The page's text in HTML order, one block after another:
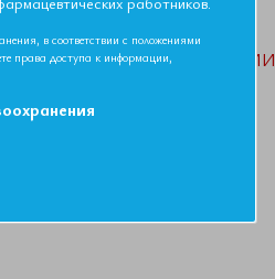
ЧЛЕНАМ АССОЦИАЦИИ
в соответствии с положениями
права доступа к информации,